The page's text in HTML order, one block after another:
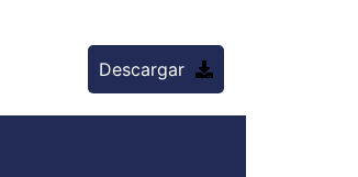
Descargar